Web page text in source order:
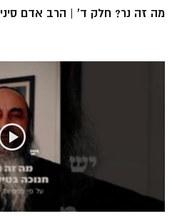
מה זה נר? חלק ד’ | הרב אדם סיני